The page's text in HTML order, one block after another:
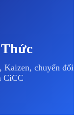
Kaizen, chuyển đổi
CiCC